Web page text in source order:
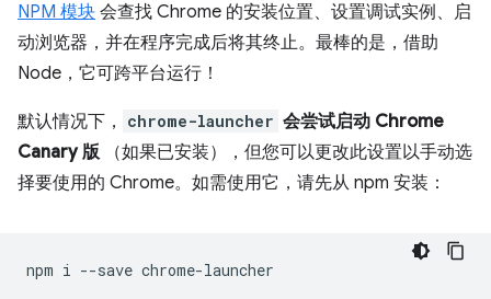
NPM 模块 会查找 Chrome 的安装位置、设置调试实例、启
动浏览器，并在程序完成后将其终止。最棒的是，借助
Node，它可跨平台运行！
默认情况下， chrome-launcher 会尝试启动 Chrome
Canary 版（如果已安装），但您可以更改此设置以手动选
择要使用的 Chrome。如需使用它，请先从 npm 安装：
npm i --save